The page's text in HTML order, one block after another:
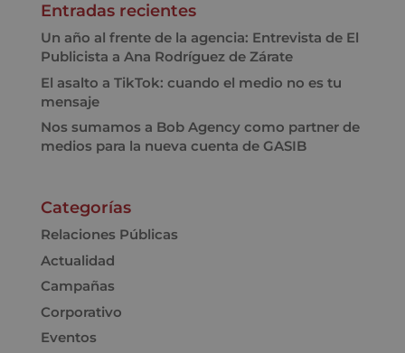
Entradas recientes
Un año al frente de la agencia: Entrevista de El
Publicista a Ana Rodríguez de Zárate
El asalto a TikTok: cuando el medio no es tu
mensaje
Nos sumamos a Bob Agency como partner de
medios para la nueva cuenta de GASIB
Categorías
Relaciones Públicas
Actualidad
Campañas
Corporativo
Eventos